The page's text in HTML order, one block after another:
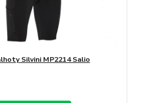
Silvini MP2214 Salio